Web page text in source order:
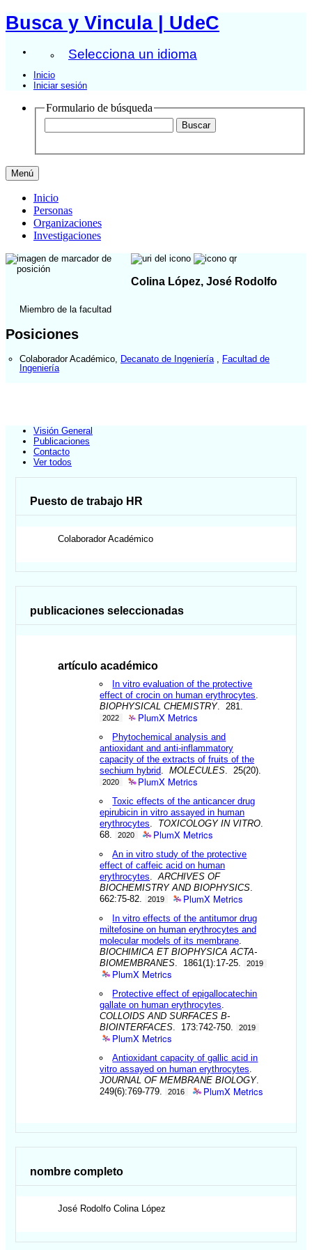
Busca y Vincula | UdeC
Selecciona un idioma
Inicio
Iniciar sesión
Formulario de búsqueda
Menú
Inicio
Personas
Organizaciones
Investigaciones
Colina López, José Rodolfo
Miembro de la facultad
Posiciones
Colaborador Académico Decanato de Ingeniería
Facultad de
Ingeniería
Visión General
Publicaciones
Contacto
Ver todos
Puesto de trabajo HR
Colaborador Académico
publicaciones seleccionadas
artículo académico
In vitro evaluation of the protective
effect of crocin on human erythrocytes
BIOPHYSICAL CHEMISTRY. 281.
2022 PlumX Metrics
Phytochemical analysis and
antioxidant and anti-inflammatory
capacity of the extracts of fruits of the
sechium hybrid .MOLECULES . 25(20).
2020 PlumX Metrics
Toxic effects of the anticancer drug
epirubicin in vitro assayed in human
erythrocytes
TOXICOLOGY IN VITRO
68.
2020 PlumX Metrics
An in vitro study of the protective
effect of caffeic acid on human
erythrocytes .ARCHIVES OF
BIOCHEMISTRY AND BIOPHYSICS
662:75-82.
2019 PlumX Metrics
In vitro effects of the antitumor drug
miltefosine on human erythrocytes and
molecular models of its membrane
BIOCHIMICA ET BIOPHYSICA ACTA-
BIOMEMBRANES . 1861(1):17-25. 2019
PlumX Metrics
Protective effect of epigallocatechin
gallate on human erythrocytes
COLLOIDS AND SURFACES B-
BIOINTERFACES . 173:742-750. 2019
PlumX Metrics
Antioxidant capacity of gallic acid in
vitro assayed on human erythrocytes
JOURNAL OF MEMBRANE BIOLOGY.
249(6):769-779.
2016 PlumX Metrics
nombre completo
José Rodolfo Colina López